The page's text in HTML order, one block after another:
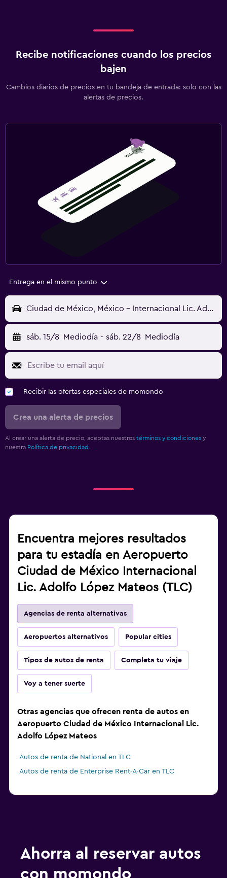
Recibe notificaciones cuando los precios
bajen
Cambios diarios de precios en tu bandeja de entrada: solo con las
alertas de precios.
Entrega en el mismo punto
Ciudad de México, México - Internacional Lic. Adolfo López Mateos (TLC)
sáb. 15/8 Mediodía - sáb. 22/8 Mediodía
Recibir las ofertas especiales de momondo
Crea una alerta de precios
Al crear una alerta de precio, aceptas nuestros términos y condiciones y
nuestra Política de privacidad.
Encuentra mejores resultados
para tu estadía en Aeropuerto
Ciudad de México Internacional
Lic. Adolfo López Mateos (TLC)
Agencias de renta alternativas
Aeropuertos alternativos Popular cities
Tipos de autos de renta Completa tu viaje
Voy a tener suerte
Otras agencias que ofrecen renta de autos en
Aeropuerto Ciudad de México Internacional Lic.
Adolfo López Mateos
Autos de renta de National en TLC
Autos de renta de Enterprise Rent-A-Car en TLC
Ahorra al reservar autos
con momondo